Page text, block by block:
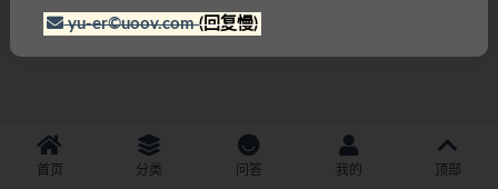
首页 分类 问答 我的 顶部
yu-er©uoov.com(回复慢)